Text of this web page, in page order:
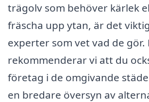
trägolv som behöver kärlek
fräscha upp ytan, är det
experter som vet vad de
rekommenderar vi att du
företag i de omgivande
en bredare översyn av